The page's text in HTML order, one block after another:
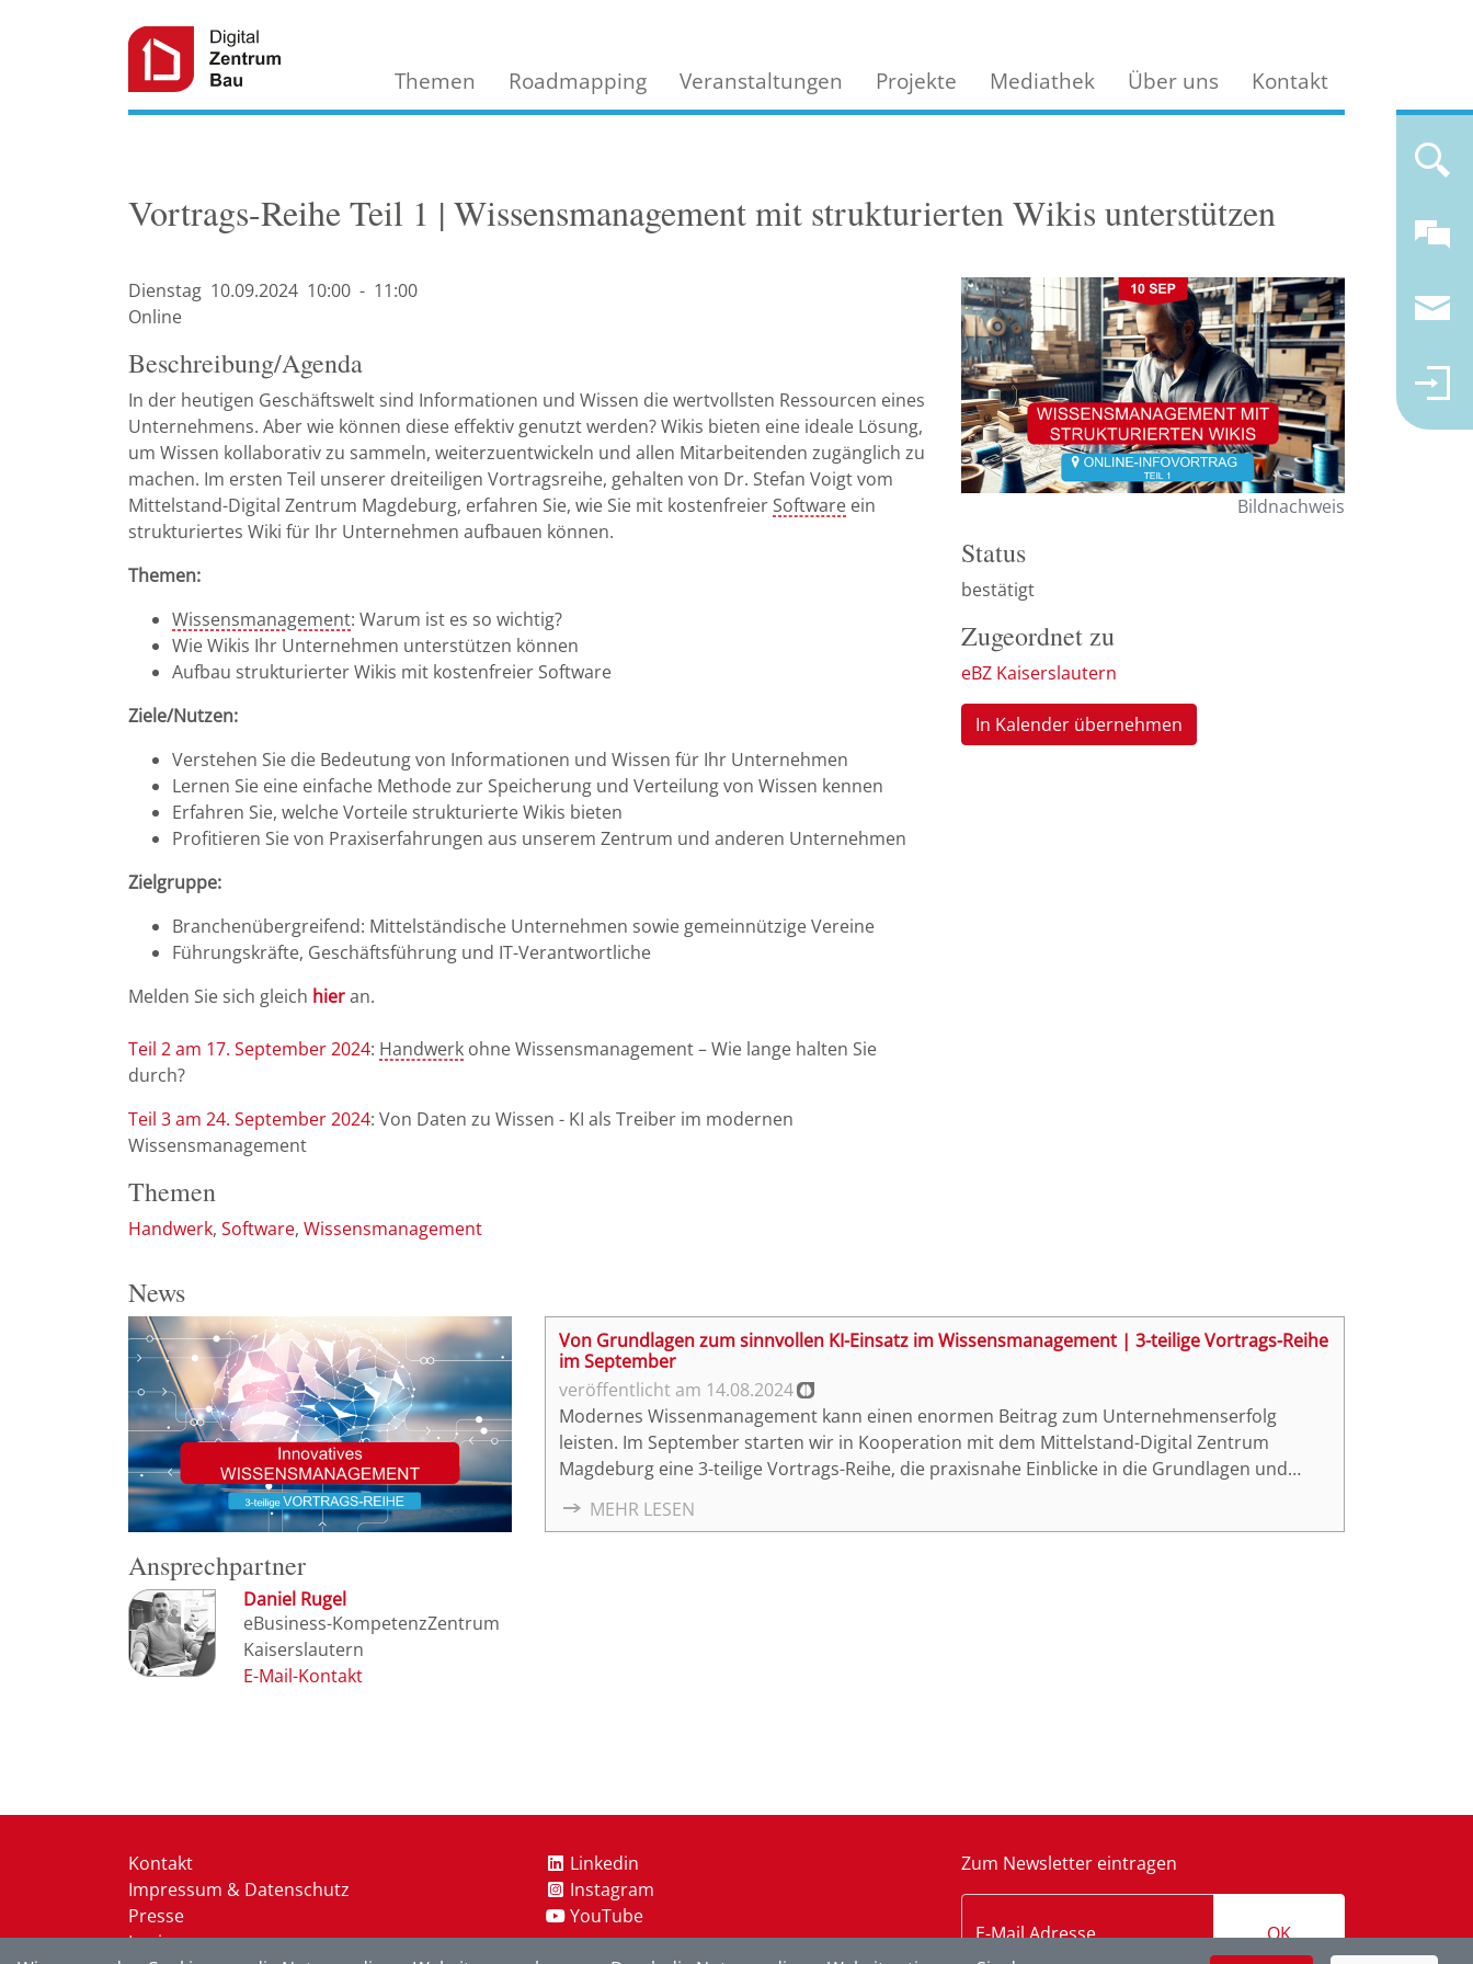
Themen Roadmapping Veranstaltungen Projekte Mediathek Über uns Kontakt
Vortrags-Reihe Teil 1 | Wissensmanagement mit strukturierten Wikis unterstützen
Dienstag 10.09.2024 10:00 - 11:00
Online
Beschreibung/Agenda
In der heutigen Geschäftswelt sind Informationen und Wissen die wertvollsten Ressourcen eines
Unternehmens. Aber wie können diese effektiv genutzt werden? Wikis bieten eine ideale Lösung,
um Wissen kollaborativ zu sammeln, weiterzuentwickeln und allen Mitarbeitenden zugänglich zu
machen. Im ersten Teil unserer dreiteiligen Vortragsreihe, gehalten von Dr. Stefan Voigt vom
Mittelstand-Digital Zentrum Magdeburg, erfahren Sie, wie Sie mit kostenfreier Software ein
strukturiertes Wiki für Ihr Unternehmen aufbauen können.
Themen:
Wissensmanagement: Warum ist es so wichtig?
Wie Wikis Ihr Unternehmen unterstützen können
Aufbau strukturierter Wikis mit kostenfreier Software
Ziele/Nutzen:
Verstehen Sie die Bedeutung von Informationen und Wissen für Ihr Unternehmen
Lernen Sie eine einfache Methode zur Speicherung und Verteilung von Wissen kennen
Erfahren Sie, welche Vorteile strukturierte Wikis bieten
Profitieren Sie von Praxiserfahrungen aus unserem Zentrum und anderen Unternehmen
Zielgruppe:
Branchenübergreifend: Mittelständische Unternehmen sowie gemeinnützige Vereine
Führungskräfte, Geschäftsführung und IT-Verantwortliche
Melden Sie sich gleich hieran.
Teil 2 am 17. September 2024: Handwerk ohne Wissensmanagement – Wie lange halten Sie
durch?
Teil 3 am 24. September 2024: Von Daten zu Wissen - KI als Treiber im modernen
Wissensmanagement
Themen
Handwerk Software Wissensmanagement
Bildnachweis
Status
bestätigt
Zugeordnet zu
eBZ Kaiserslautern
In Kalender übernehmen
News
Von Grundlagen zum sinnvollen KI-Einsatz im Wissensmanagement | 3-teilige Vortrags-Reihe
im September
14.08.2024
Modernes Wissenmanagement kann einen enormen Beitrag zum Unternehmenserfolg
leisten. Im September starten wir in Kooperation mit dem Mittelstand-Digital Zentrum
Magdeburg eine 3-teilige Vortrags-Reihe, die praxisnahe Einblicke in die Grundlagen und
Wir zeigen Ihnen, wie Sie den Wissensfluss in Ihrem Betrieb effizient gestalten können, und
MEHR LESEN
Ansprechpartner
Daniel Rugel
eBusiness-KompetenzZentrum
Kaiserslautern
Kontakt
Impressum & Datenschutz
Presse
Login
Linkedin
Instagram
YouTube
Zum Newsletter eintragen
OK